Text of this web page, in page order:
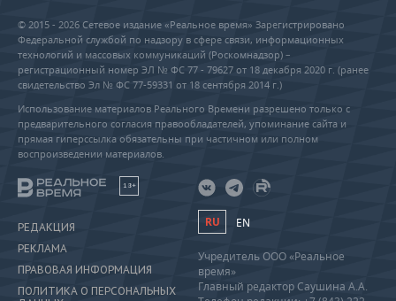
© 2015 - 2026 Сетевое издание «Реальное время» Зарегистрировано
Федеральной службой по надзору в сфере связи, информационных
технологий и массовых коммуникаций (Роскомнадзор) –
регистрационный номер ЭЛ № ФС 77 - 79627 от 18 декабря 2020 г. (ранее
свидетельство Эл № ФС 77-59331 от 18 сентября 2014 г.)
Использование материалов Реального Времени разрешено только с
предварительного согласия правообладателей, упоминание сайта и
прямая гиперссылка обязательны при частичном или полном
воспроизведении материалов.
18+
РЕДАКЦИЯ
РЕКЛАМА
ПРАВОВАЯ ИНФОРМАЦИЯ
ПОЛИТИКА О ПЕРСОНАЛЬНЫХ
RU EN
Учредитель ООО «Реальное
время»
Главный редактор Саушина А.А.